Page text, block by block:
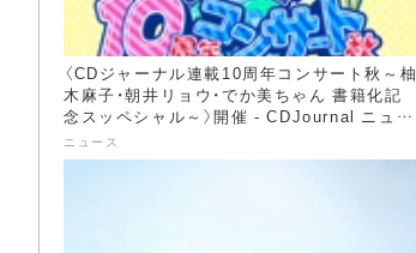
〈CDジャーナル連載10周年コンサート秋～柚
木麻子・朝井リョウ・でか美ちゃん 書籍化記
念スッペシャル～〉開催 - CDJournal ニュー
ス
ニュース